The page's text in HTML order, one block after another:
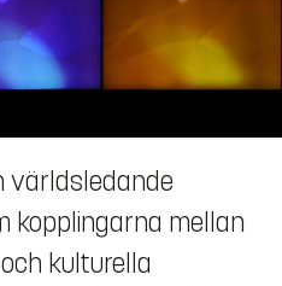
världsledande
kopplingarna mellan
kulturella